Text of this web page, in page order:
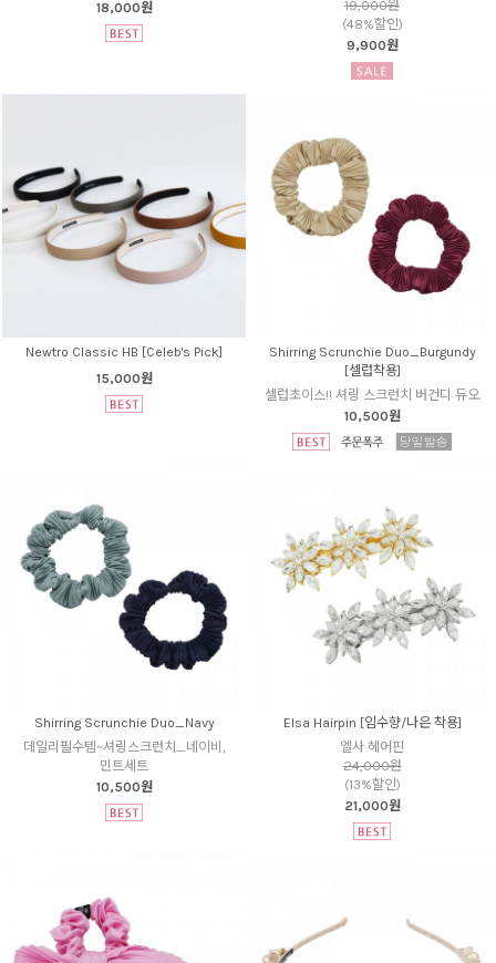
18,000원
19,000원
(48%할인)
9,900원
Newtro Classic HB [Celeb's Pick]
15,000원
Shirring Scrunchie Duo_Burgundy
[셀럽착용]
셀럽초이스!! 셔링 스크런치 버건디 듀오
10,500원
Shirring Scrunchie Duo_Navy
데일리필수템~셔링스크런치_네이비,
민트세트
10,500원
Elsa Hairpin [임수향/나은 착용]
엘사 헤어핀
24,000원
(13%할인)
21,000원